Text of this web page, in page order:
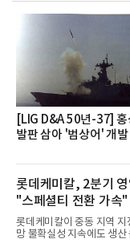
쳐 진행됐다.참고로 새로
세대들로(과장~계장) 구
직문화 혁신과 업무 효율
을 추진하며,새로운 변화
반에 전파하는 역할
[LIG D&A 50년-37] 홍
발판 삼아 '범상어' 개발
롯데케미칼, 2분기
"스페셜티 전환 가속"
롯데케미칼이 중동 지역
망 불확실성 지속에도 생